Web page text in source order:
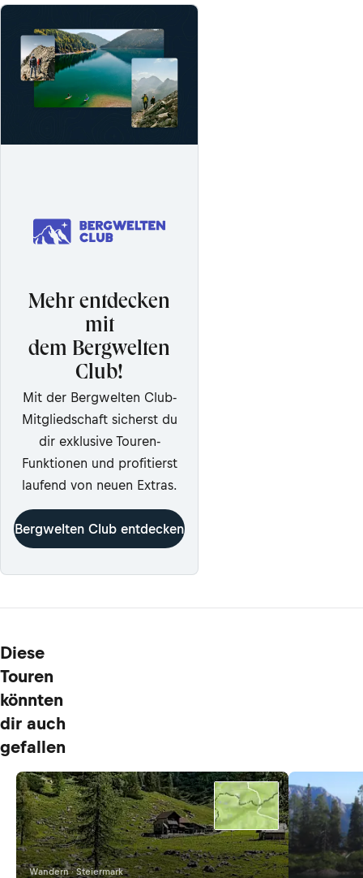
Mehr entdecken
mit
dem Bergwelten
Club!
Mit der Bergwelten Club-
Mitgliedschaft sicherst du
dir exklusive Touren-
Funktionen und profitierst
laufend von neuen Extras.
Bergwelten Club entdecken
Diese
Touren
könnten
dir auch
gefallen
Wandern · Steiermark